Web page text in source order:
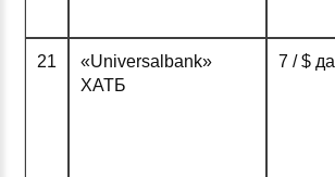
21
«Universalbank»
ХАТБ
7 / $ да